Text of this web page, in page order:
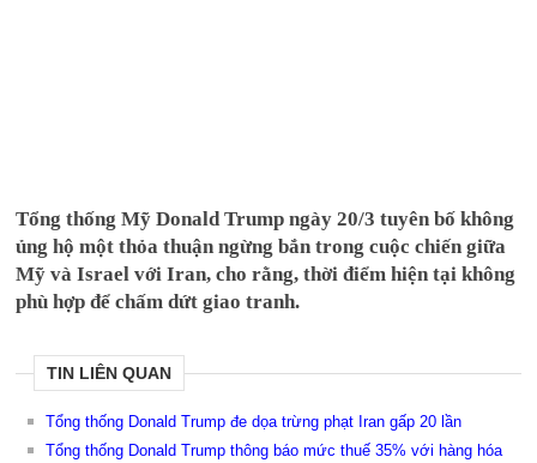
Tổng thống Mỹ Donald Trump ngày 20/3 tuyên bố không
ủng hộ một thỏa thuận ngừng bắn trong cuộc chiến giữa
Mỹ và Israel với Iran, cho rằng, thời điểm hiện tại không
phù hợp để chấm dứt giao tranh.
TIN LIÊN QUAN
Tổng thống Donald Trump đe dọa trừng phạt Iran gấp 20 lần
Tổng thống Donald Trump thông báo mức thuế 35% với hàng hóa